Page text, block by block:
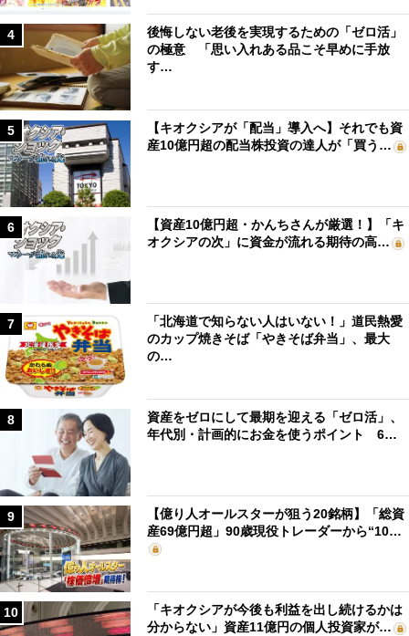
4
後悔しない老後を実現するための「ゼロ活」
の極意 「思い入れある品こそ早めに手放
す…
5
【キオクシアが「配当」導入へ】それでも資
産10億円超の配当株投資の達人が「買う…
6
【資産10億円超・かんちさんが厳選！】「キ
オクシアの次」に資金が流れる期待の高…
7
「北海道で知らない人はいない！」道民熱愛
のカップ焼きそば「やきそば弁当」、最大
の…
8
資産をゼロにして最期を迎える「ゼロ活」、
年代別・計画的にお金を使うポイント 6…
9
【億り人オールスターが狙う20銘柄】「総資
産69億円超」90歳現役トレーダーから“10…
10
「キオクシアが今後も利益を出し続けるかは
分からない」資産11億円の個人投資家が…